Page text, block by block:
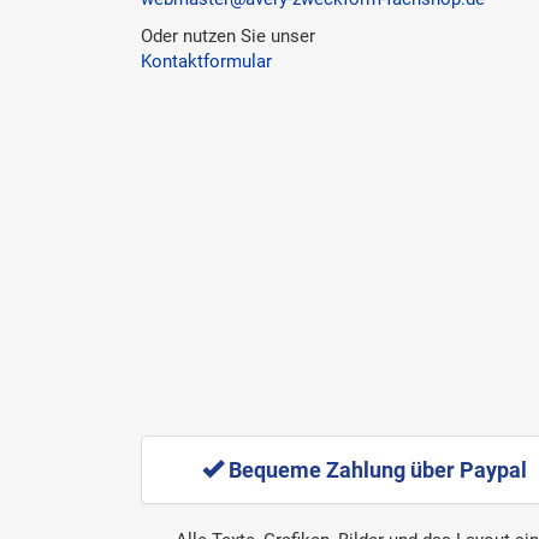
Oder nutzen Sie unser
Kontaktformular
Bequeme Zahlung über Paypal